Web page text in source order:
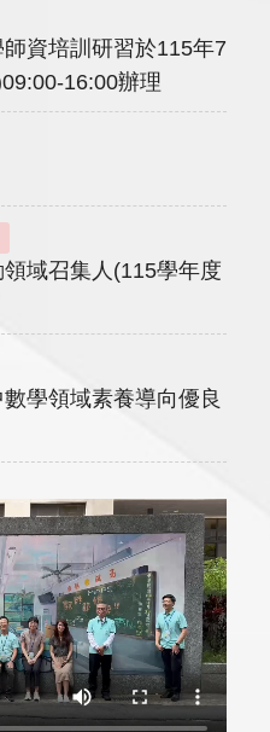
資培訓研習於115年7
16:00辦理
域召集人(115學年度
學領域素養導向優良